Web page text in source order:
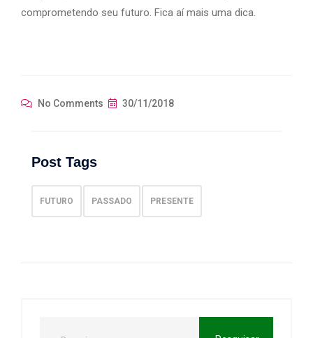
comprometendo seu futuro. Fica aí mais uma dica.
No Comments 30/11/2018
Post Tags
FUTURO PASSADO PRESENTE